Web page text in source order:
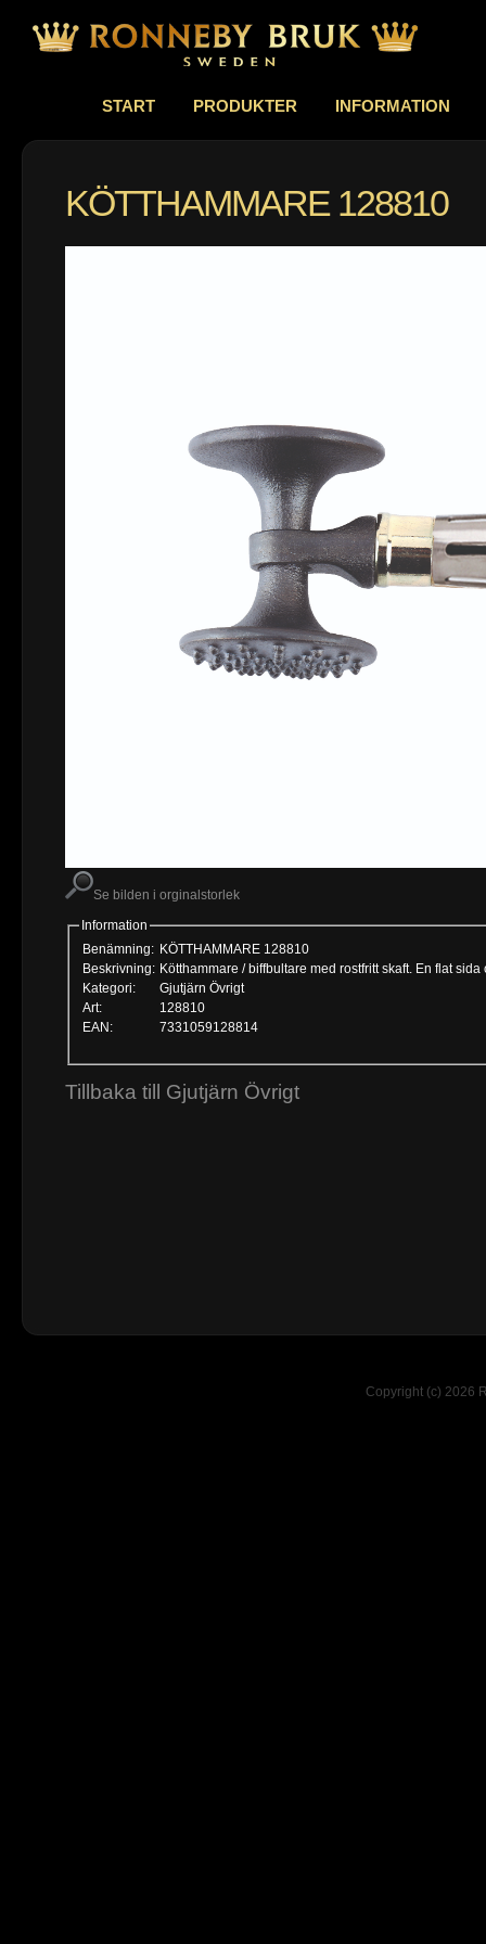
START PRODUKTER INFORMATION
KÖTTHAMMARE 128810
Se bilden i orginalstorlek
Information
Benämning: KÖTTHAMMARE 128810
Beskrivning:
Kategori:
Gjutjärn Övrigt
Art:
128810
EAN:
7331059128814
Tillbaka till Gjutjärn Övrigt
Copyright (c) 2026